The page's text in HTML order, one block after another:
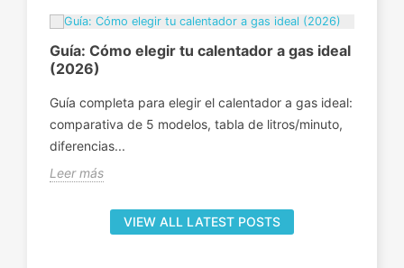
Guía: Cómo elegir tu calentador a gas ideal
(2026)
Guía completa para elegir el calentador a gas ideal:
comparativa de 5 modelos, tabla de litros/minuto,
diferencias...
Leer más
VIEW ALL LATEST POSTS